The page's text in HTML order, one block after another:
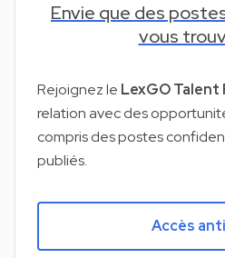
Envie que des
vous
Rejoignez le LexGO Talent
relation avec des
compris des postes
publiés.
Accès